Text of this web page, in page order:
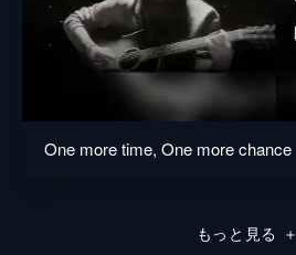
One more time, One more chance
もっと見る ＋